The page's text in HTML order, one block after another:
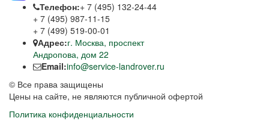
Телефон:+ 7 (495) 132-24-44
+ 7 (495) 987-11-15
+ 7 (499) 519-00-01
Адрес:г. Москва, проспект
Андропова, дом 22
Email:info@service-landrover.ru
© Все права защищены
Цены на сайте, не являются публичной офертой
Политика конфиденциальности